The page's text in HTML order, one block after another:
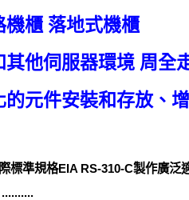
櫃 落地式機櫃
他伺服器環境 周全
元件安裝和存放、
標準規格EIA RS-310-C製作廣